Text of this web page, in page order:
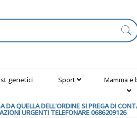
genetici Sport Mamma e
DA QUELLA DELL'ORDINE SI PREGA DI
URGENTI TELEFONARE 0686209126